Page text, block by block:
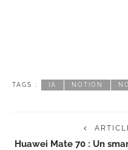
TAGS : IA NOTION
Huawei Mate 70 : Un